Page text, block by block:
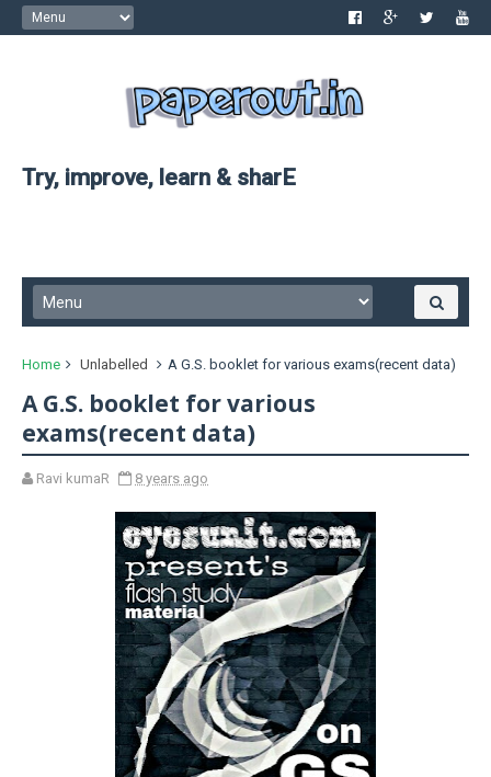
Try, improve, learn & sharE
Home Unlabelled A G.S. booklet for various exams(recent data)
A G.S. booklet for various
exams(recent data)
Ravi kumaR 8 years ago